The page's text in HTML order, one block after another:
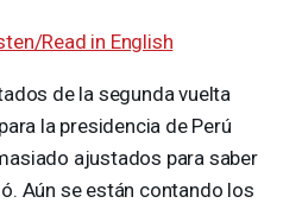
Read in English
de la segunda vuelta
la presidencia de Perú
ajustados para saber
Aún se están contando los